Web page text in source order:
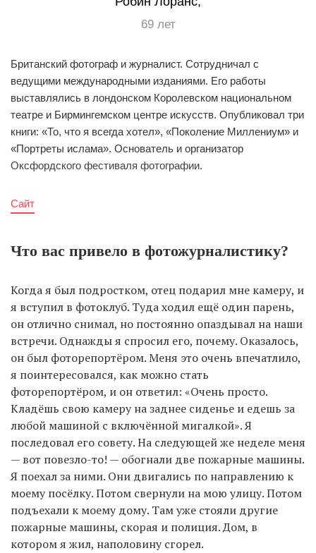
69 лет
Британский фотограф и журналист. Сотрудничал с
ведущими международными изданиями. Его работы
выставлялись в лондонском Королевском национальном
театре и Бирмингемском центре искусств. Опубликовал три
книги: «То, что я всегда хотел», «Поколение Миллениум» и
«Портреты ислама». Основатель и организатор
Оксфордского фестиваля фотографии.
Сайт
Что вас привело в фотожурналистику?
Когда я был подростком, отец подарил мне камеру, и
я вступил в фотоклуб. Туда ходил ещё один парень,
он отлично снимал, но постоянно опаздывал на наши
встречи. Однажды я спросил его, почему. Оказалось,
он был фоторепортёром. Меня это очень впечатлило,
я поинтересовался, как можно стать
фоторепортёром, и он ответил: «Очень просто.
Кладёшь свою камеру на заднее сиденье и едешь за
любой машиной с включённой мигалкой». Я
последовал его совету. На следующей же неделе меня
— вот повезло-то! — обогнали две пожарные машины.
Я поехал за ними. Они двигались по направлению к
моему посёлку. Потом свернули на мою улицу. Потом
подъехали к моему дому. Там уже стояли другие
пожарные машины, скорая и полиция. Дом, в
котором я жил, наполовину сгорел.